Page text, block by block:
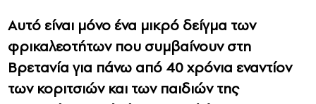
Αυτό είναι μόνο ένα μικρό δείγμα των
φρικαλεοτήτων που συμβαίνουν στη
Βρετανία για πάνω από 40 χρόνια εναντίον
των κοριτσιών και των παιδιών της